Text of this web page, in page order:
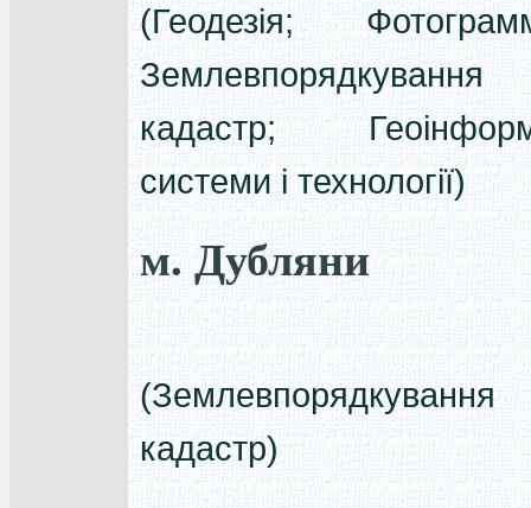
(Геодезія;
кадастр;
системи і технології)
м. Дубляни
кадастр)